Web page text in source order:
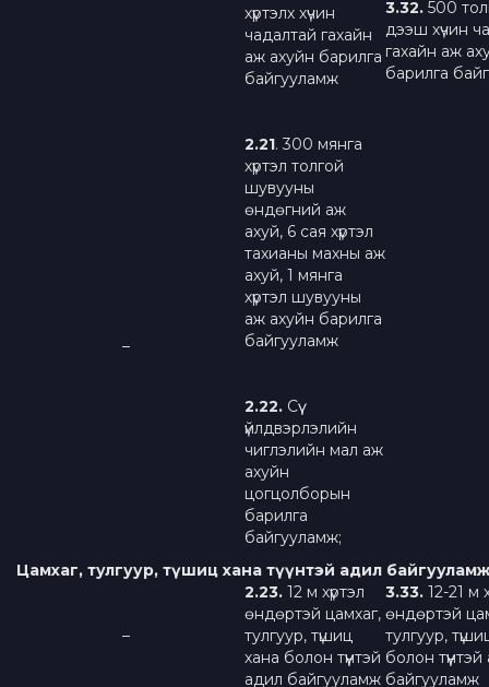
хүртэлх хүчин
чадалтай гахайн
аж ахуйн барилга
байгууламж
3.32. 500
дээш хүчин
гахайн аж
барилга
–
2.21. 300 мянга
хүртэл толгой
шувууны
өндөгний аж
ахуй, 6 сая хүртэл
тахианы махны аж
ахуй, 1 мянга
хүртэл шувууны
аж ахуйн барилга
байгууламж
2.22. Сүү
үйлдвэрлэлийн
чиглэлийн мал аж
ахуйн
цогцолборын
барилга
байгууламж;
Цамхаг, тулгуур, түшиц хана түүнтэй адил байгууламж
–
2.23. 12 м хүртэл
өндөртэй цамхаг,
тулгуур, түшиц
хана болон түүнтэй
адил байгууламж
3.33. 12-21 м
өндөртэй
тулгуур,
болон
байгууламж